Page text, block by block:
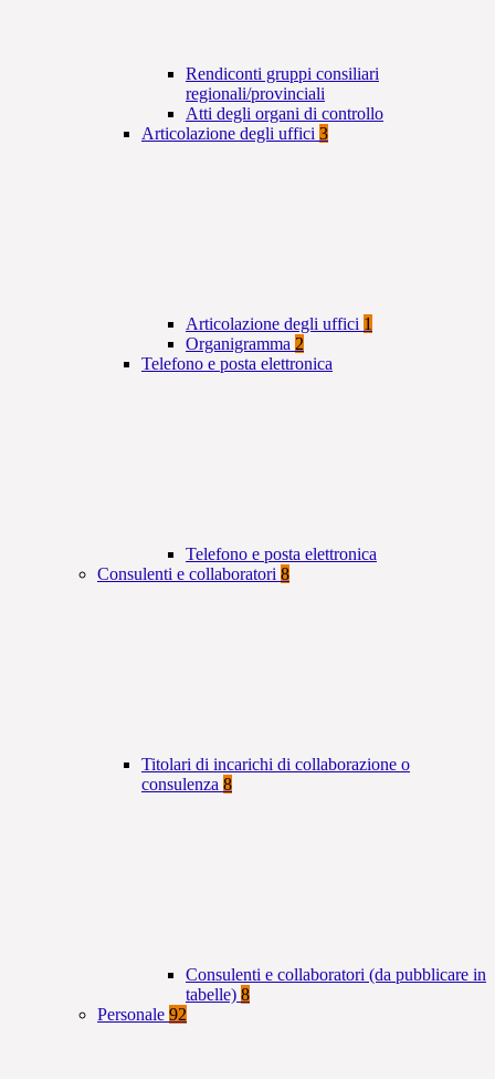
Rendiconti gruppi consiliari
regionali/provinciali
Atti degli organi di controllo
Articolazione degli uffici 3
Articolazione degli uffici 1
Organigramma 2
Telefono e posta elettronica
Telefono e posta elettronica
Consulenti e collaboratori 8
Titolari di incarichi di collaborazione o
consulenza 8
Consulenti e collaboratori (da pubblicare in
tabelle) 8
Personale 92